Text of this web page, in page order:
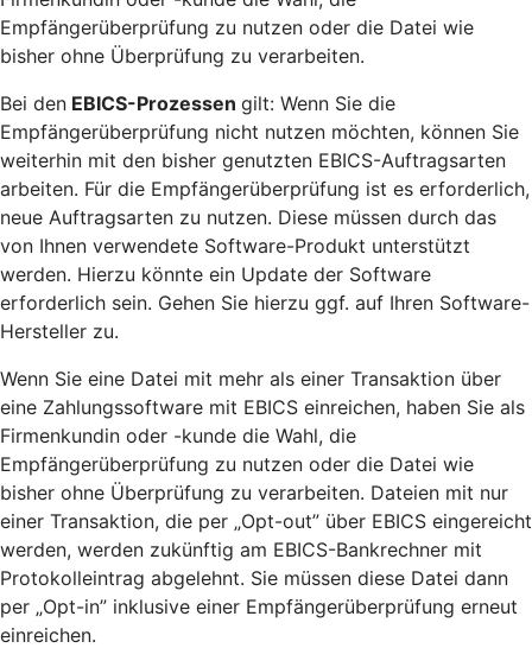
Empfängerüberprüfung zu nutzen oder die Datei wie
bisher ohne Überprüfung zu verarbeiten.
Bei den EBICS-Prozessen gilt: Wenn Sie die
Empfängerüberprüfung nicht nutzen möchten, können Sie
weiterhin mit den bisher genutzten EBICS-Auftragsarten
arbeiten. Für die Empfängerüberprüfung ist es erforderlich,
neue Auftragsarten zu nutzen. Diese müssen durch das
von Ihnen verwendete Software-Produkt unterstützt
werden. Hierzu könnte ein Update der Software
erforderlich sein. Gehen Sie hierzu ggf. auf Ihren Software-
Hersteller zu.
Wenn Sie eine Datei mit mehr als einer Transaktion über
eine Zahlungssoftware mit EBICS einreichen, haben Sie als
Firmenkundin oder -kunde die Wahl, die
Empfängerüberprüfung zu nutzen oder die Datei wie
bisher ohne Überprüfung zu verarbeiten. Dateien mit nur
einer Transaktion, die per „Opt-out” über EBICS eingereicht
werden, werden zukünftig am EBICS-Bankrechner mit
Protokolleintrag abgelehnt. Sie müssen diese Datei dann
per „Opt-in” inklusive einer Empfängerüberprüfung erneut
einreichen.